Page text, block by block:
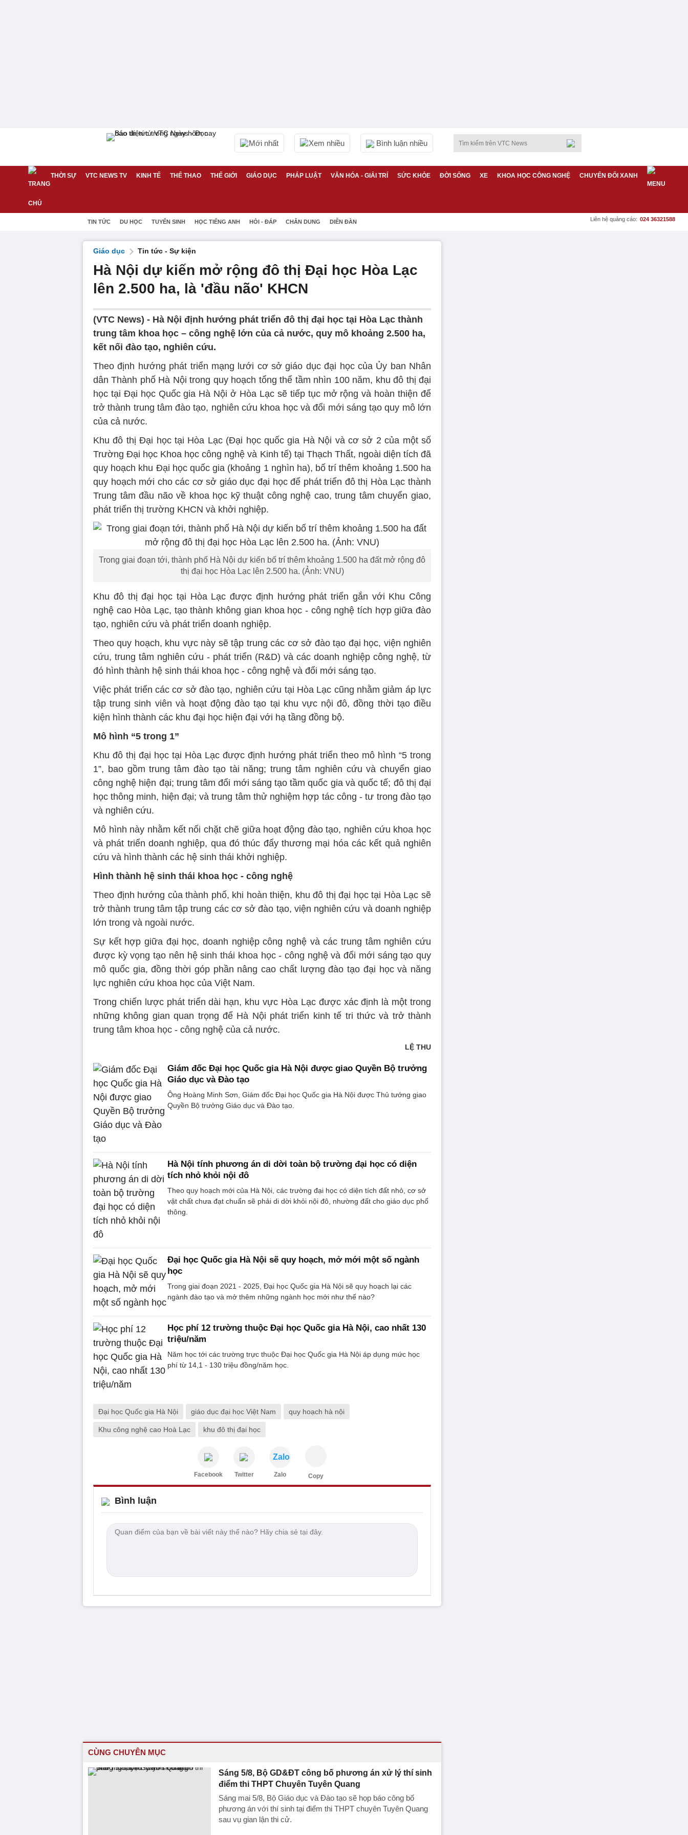
Mới nhất Xem nhiều Bình luận nhiều
THỜI SỰ VTC NEWS TV KINH TẾ THỂ THAO THẾ GIỚI GIÁO DỤC PHÁP LUẬT VĂN HÓA - GIẢI TRÍ SỨC KHỎE ĐỜI SỐNG XE KHOA HỌC CÔNG NGHỆ CHUYỂN ĐỔI XANH
TIN TỨC DU HỌC TUYỂN SINH HỌC TIẾNG ANH HỎI - ĐÁP CHÂN DUNG DIỄN ĐÀN Liên hệ quảng cáo: 024 36321588
Giáo dục Tin tức - Sự kiện
Hà Nội dự kiến mở rộng đô thị Đại học Hòa Lạc
lên 2.500 ha, là 'đầu não' KHCN
(VTC News) - Hà Nội định hướng phát triển đô thị đại học tại Hòa Lạc thành
trung tâm khoa học – công nghệ lớn của cả nước, quy mô khoảng 2.500 ha,
kết nối đào tạo, nghiên cứu.
Theo định hướng phát triển mạng lưới cơ sở giáo dục đại học của Ủy ban Nhân
dân Thành phố Hà Nội trong quy hoạch tổng thể tầm nhìn 100 năm, khu đô thị đại
học tại Đại học Quốc gia Hà Nội ở Hòa Lạc sẽ tiếp tục mở rộng và hoàn thiện để
trở thành trung tâm đào tạo, nghiên cứu khoa học và đổi mới sáng tạo quy mô lớn
của cả nước.
Khu đô thị Đại học tại Hòa Lạc (Đại học quốc gia Hà Nội và cơ sở 2 của một số
Trường Đại học Khoa học công nghệ và Kinh tế) tại Thạch Thất, ngoài diện tích đã
quy hoạch khu Đại học quốc gia (khoảng 1 nghìn ha), bố trí thêm khoảng 1.500 ha
quy hoạch mới cho các cơ sở giáo dục đại học để phát triển đô thị Hòa Lạc thành
Trung tâm đầu não về khoa học kỹ thuật công nghệ cao, trung tâm chuyển giao,
phát triển thị trường KHCN và khởi nghiệp.
Trong giai đoạn tới, thành phố Hà Nội dự kiến bố trí thêm khoảng 1.500 ha đất mở rộng đô
thị đại học Hòa Lạc lên 2.500 ha. (Ảnh: VNU)
Khu đô thị đại học tại Hòa Lạc được định hướng phát triển gắn với Khu Công
nghệ cao Hòa Lạc, tạo thành không gian khoa học - công nghệ tích hợp giữa đào
tạo, nghiên cứu và phát triển doanh nghiệp.
Theo quy hoạch, khu vực này sẽ tập trung các cơ sở đào tạo đại học, viện nghiên
cứu, trung tâm nghiên cứu - phát triển (R&D) và các doanh nghiệp công nghệ, từ
đó hình thành hệ sinh thái khoa học - công nghệ và đổi mới sáng tạo.
Việc phát triển các cơ sở đào tạo, nghiên cứu tại Hòa Lạc cũng nhằm giảm áp lực
tập trung sinh viên và hoạt động đào tạo tại khu vực nội đô, đồng thời tạo điều
kiện hình thành các khu đại học hiện đại với hạ tầng đồng bộ.
Mô hình “5 trong 1”
Khu đô thị đại học tại Hòa Lạc được định hướng phát triển theo mô hình “5 trong
1”, bao gồm trung tâm đào tạo tài năng; trung tâm nghiên cứu và chuyển giao
công nghệ hiện đại; trung tâm đổi mới sáng tạo tầm quốc gia và quốc tế; đô thị đại
học thông minh, hiện đại; và trung tâm thử nghiệm hợp tác công - tư trong đào tạo
và nghiên cứu.
Mô hình này nhằm kết nối chặt chẽ giữa hoạt động đào tạo, nghiên cứu khoa học
và phát triển doanh nghiệp, qua đó thúc đẩy thương mại hóa các kết quả nghiên
cứu và hình thành các hệ sinh thái khởi nghiệp.
Hình thành hệ sinh thái khoa học - công nghệ
Theo định hướng của thành phố, khi hoàn thiện, khu đô thị đại học tại Hòa Lạc sẽ
trở thành trung tâm tập trung các cơ sở đào tạo, viện nghiên cứu và doanh nghiệp
lớn trong và ngoài nước.
Sự kết hợp giữa đại học, doanh nghiệp công nghệ và các trung tâm nghiên cứu
được kỳ vọng tạo nên hệ sinh thái khoa học - công nghệ và đổi mới sáng tạo quy
mô quốc gia, đồng thời góp phần nâng cao chất lượng đào tạo đại học và năng
lực nghiên cứu khoa học của Việt Nam.
Trong chiến lược phát triển dài hạn, khu vực Hòa Lạc được xác định là một trong
những không gian quan trọng để Hà Nội phát triển kinh tế tri thức và trở thành
trung tâm khoa học - công nghệ của cả nước.
LỆ THU
Giám đốc Đại học Quốc gia Hà Nội được giao Quyền Bộ trưởng
Giáo dục và Đào tạo
Ông Hoàng Minh Sơn, Giám đốc Đại học Quốc gia Hà Nội được Thủ tướng giao
Quyền Bộ trưởng Giáo dục và Đào tạo.
Hà Nội tính phương án di dời toàn bộ trường đại học có diện
tích nhỏ khỏi nội đô
Theo quy hoạch mới của Hà Nội, các trường đại học có diện tích đất nhỏ, cơ sở
vật chất chưa đạt chuẩn sẽ phải di dời khỏi nội đô, nhường đất cho giáo dục phổ
thông.
Đại học Quốc gia Hà Nội sẽ quy hoạch, mở mới một số ngành
học
Trong giai đoạn 2021 - 2025, Đại học Quốc gia Hà Nội sẽ quy hoạch lại các
ngành đào tạo và mở thêm những ngành học mới như thế nào?
Học phí 12 trường thuộc Đại học Quốc gia Hà Nội, cao nhất 130
triệu/năm
Năm học tới các trường trực thuộc Đại học Quốc gia Hà Nội áp dụng mức học
phí từ 14,1 - 130 triệu đồng/năm học.
Đại học Quốc gia Hà Nội giáo dục đại học Việt Nam quy hoạch hà nội
Khu công nghệ cao Hoà Lạc khu đô thị đại học
Facebook Twitter
Zalo
Zalo Copy
Bình luận
CÙNG CHUYÊN MỤC
Sáng 5/8, Bộ GD&ĐT công bố phương án xử lý thí sinh
điểm thi THPT Chuyên Tuyên Quang
Sáng mai 5/8, Bộ Giáo dục và Đào tạo sẽ họp báo công bố
phương án với thí sinh tại điểm thi THPT chuyên Tuyên Quang
sau vụ gian lận thi cử.